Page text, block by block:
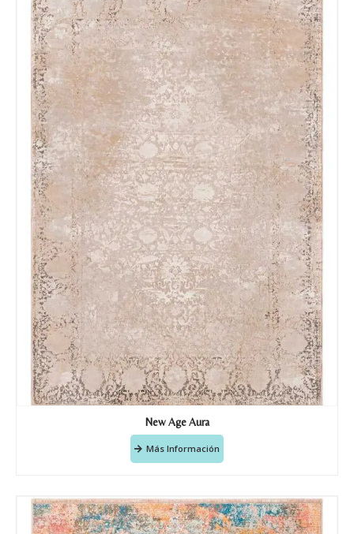
New Age Aura
Más Información